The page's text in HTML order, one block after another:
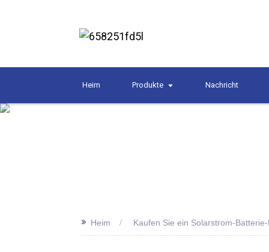
Heim Produkte Nachricht
>> Heim Kaufen Sie ein Solarstrom-